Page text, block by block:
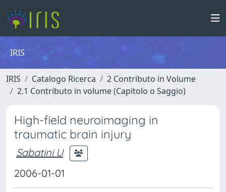
IRIS
IRIS Catalogo Ricerca
2 Contributo in Volume
2.1 Contributo in volume (Capitolo o Saggio)
High-field neuroimaging in
traumatic brain injury
Sabatini U
2006-01-01